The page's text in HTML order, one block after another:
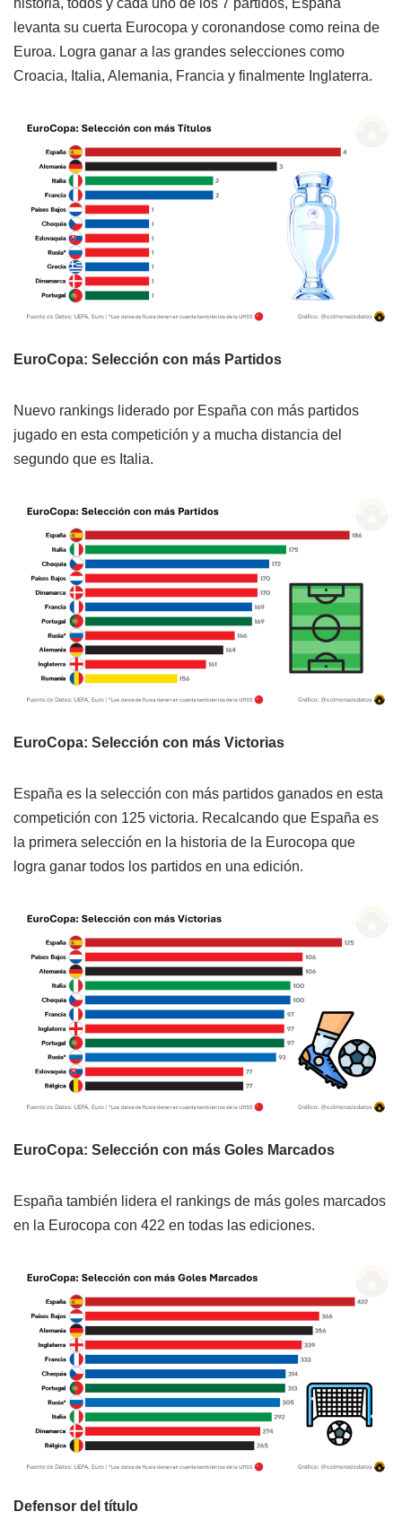
historia, todos y cada uno de los 7 partidos, España
levanta su cuerta Eurocopa y coronandose como reina de
Euroa. Logra ganar a las grandes selecciones como
Croacia, Italia, Alemania, Francia y finalmente Inglaterra.
EuroCopa: Selección con más Partidos
Nuevo rankings liderado por España con más partidos
jugado en esta competición y a mucha distancia del
segundo que es Italia.
EuroCopa: Selección con más Victorias
España es la selección con más partidos ganados en esta
competición con 125 victoria. Recalcando que España es
la primera selección en la historia de la Eurocopa que
logra ganar todos los partidos en una edición.
EuroCopa: Selección con más Goles Marcados
España también lidera el rankings de más goles marcados
en la Eurocopa con 422 en todas las ediciones.
Defensor del título